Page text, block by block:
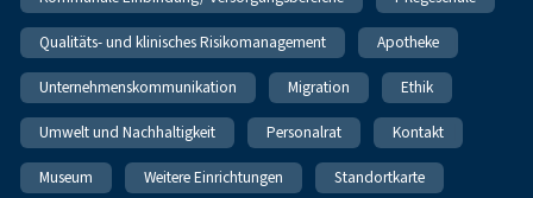
Qualitäts- und klinisches Risikomanagement Apotheke
Unternehmenskommunikation Migration Ethik
Umwelt und Nachhaltigkeit Personalrat Kontakt
Museum Weitere Einrichtungen Standortkarte